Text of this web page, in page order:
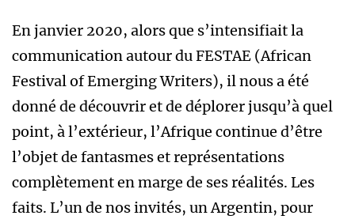
En janvier 2020, alors que s’intensifiait la
communication autour du FESTAE (African
Festival of Emerging Writers), il nous a été
donné de découvrir et de déplorer jusqu’à quel
point, à l’extérieur, l’Afrique continue d’être
l’objet de fantasmes et représentations
complètement en marge de ses réalités. Les
faits. L’un de nos invités, un Argentin, pour